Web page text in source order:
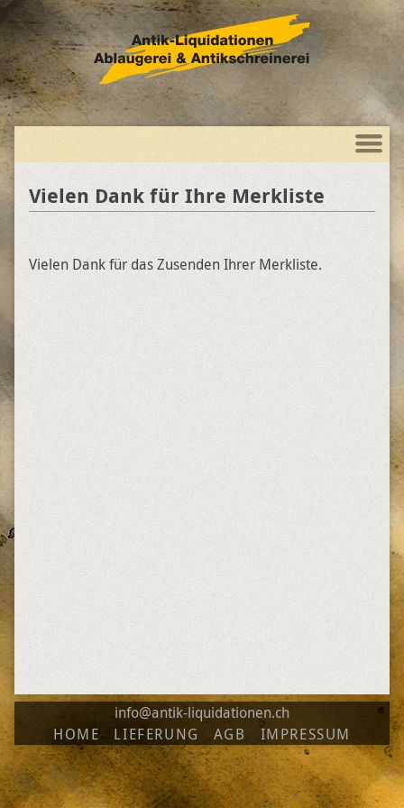
Vielen Dank für Ihre Merkliste
Vielen Dank für das Zusenden Ihrer Merkliste.
info@antik-liquidationen.ch
HOME
LIEFERUNG AGB IMPRESSUM